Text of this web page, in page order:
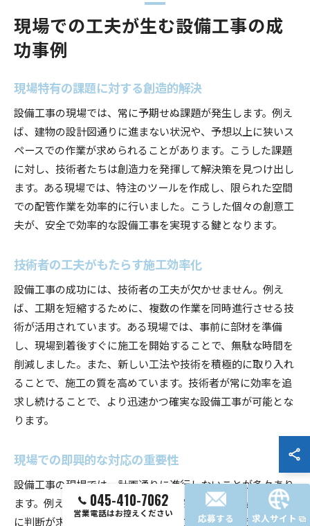
現場での工夫が生む設備工事の成
功事例
現場特有の課題に対する創造的解決
設備工事の現場では、常に予期せぬ課題が発生します。例え
ば、建物の設計図通りに進まない状況や、予想以上に狭いス
ペースでの作業が求められることがあります。こうした課題
に対し、技術者たちは創造力を発揮して解決策を見つけ出し
ます。ある現場では、特注のツールを作成し、限られた空間
での配管作業を効率的に行いました。こうした個々の創意工
夫が、安全で効率的な設備工事を実現する鍵となります。
技術者の工夫がもたらす施工効率化
設備工事の成功には、技術者の工夫が欠かせません。例え
ば、工期を短縮するために、複数の作業を同時進行させる技
術が活用されています。ある現場では、事前に部材を準備
し、現場到着後すぐに施工を開始することで、無駄な時間を
削減しました。また、新しい工法や技術を積極的に取り入れ
ることで、施工の質を高めています。技術者が常に効率を追
求し続けることで、より迅速かつ確実な設備工事が可能とな
ります。
現場での即興的な対応の重要性
設備工事の現場では、計画通りに進行しないことが多々あり
ます。例えば、予期せぬ天候の変化や資材の遅延など、瞬時
に判断が求められる場面が少なくありません。こうした状況
045-410-7062
営業電話はお控えください 応募する 求人サイト